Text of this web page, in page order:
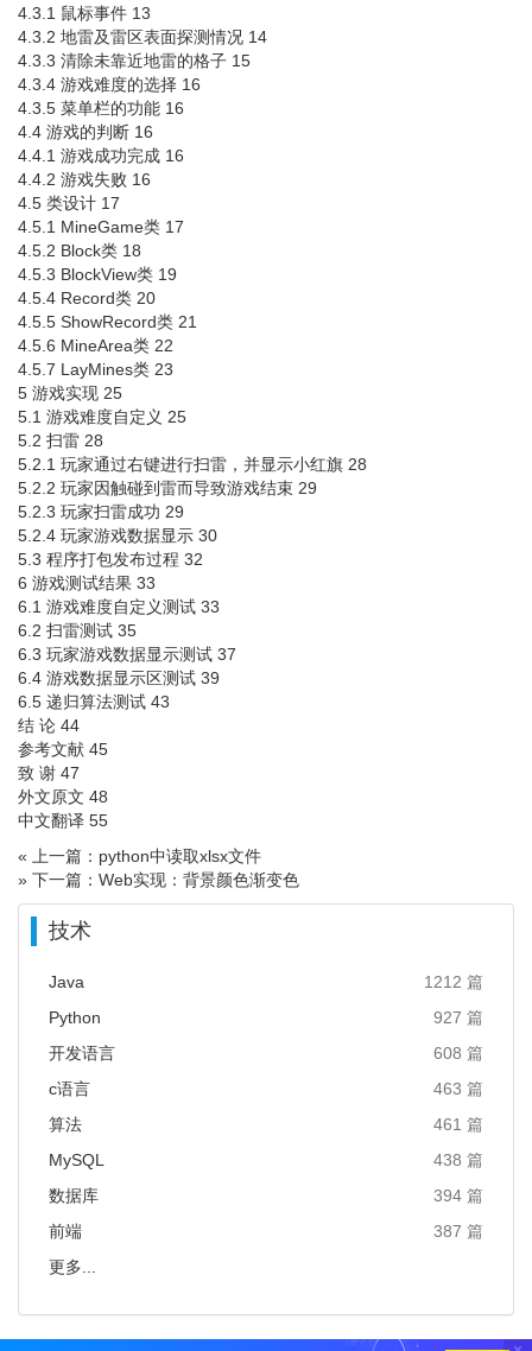
4.3.1 鼠标事件 13
4.3.2 地雷及雷区表面探测情况 14
4.3.3 清除未靠近地雷的格子 15
4.3.4 游戏难度的选择 16
4.3.5 菜单栏的功能 16
4.4 游戏的判断 16
4.4.1 游戏成功完成 16
4.4.2 游戏失败 16
4.5 类设计 17
4.5.1 MineGame类 17
4.5.2 Block类 18
4.5.3 BlockView类 19
4.5.4 Record类 20
4.5.5 ShowRecord类 21
4.5.6 MineArea类 22
4.5.7 LayMines类 23
5 游戏实现 25
5.1 游戏难度自定义 25
5.2 扫雷 28
5.2.1 玩家通过右键进行扫雷，并显示小红旗 28
5.2.2 玩家因触碰到雷而导致游戏结束 29
5.2.3 玩家扫雷成功 29
5.2.4 玩家游戏数据显示 30
5.3 程序打包发布过程 32
6 游戏测试结果 33
6.1 游戏难度自定义测试 33
6.2 扫雷测试 35
6.3 玩家游戏数据显示测试 37
6.4 游戏数据显示区测试 39
6.5 递归算法测试 43
结 论 44
参考文献 45
致 谢 47
外文原文 48
中文翻译 55
« 上一篇：python中读取xlsx文件
» 下一篇：Web实现：背景颜色渐变色
技术
Java
1212 篇
Python
927 篇
开发语言
608 篇
c语言
463 篇
算法
461 篇
MySQL
438 篇
数据库
394 篇
前端
387 篇
更多...